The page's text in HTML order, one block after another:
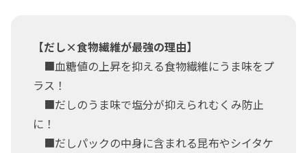
【だし×食物繊維が最強の理由】
■血糖値の上昇を抑える食物繊維にうま味をプ
ラス！
■だしのうま味で塩分が抑えられむくみ防止
に！
■だしパックの中身に含まれる昆布やシイタケ